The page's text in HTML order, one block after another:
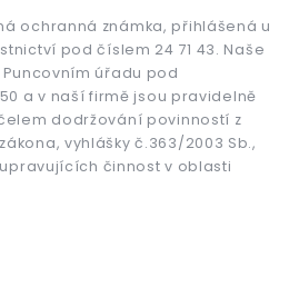
ochranná známka, přihlášená u
pod číslem 24 71 43. Naše
úřadu pod
a v naší firmě jsou pravidelně
dodržování povinností z
vyhlášky č.363/2003 Sb.,
činnost v oblasti